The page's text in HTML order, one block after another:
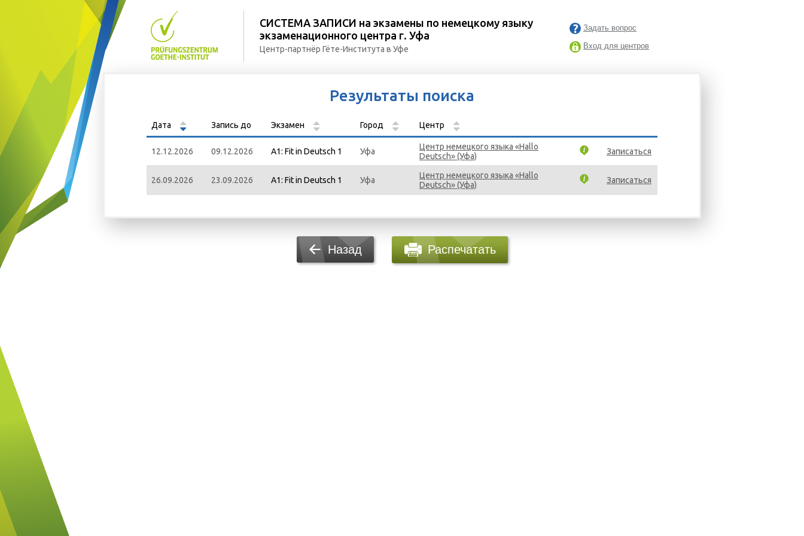
СИСТЕМА ЗАПИСИ на экзамены по немецкому языку
экзаменационного центра г. Уфа
Центр-партнёр Гёте-Института в Уфе
Задать вопрос
Вход для центров
Результаты поиска
Дата Запись до Экзамен Город Центр
12.12.2026 09.12.2026 A1: Fit in Deutsch 1 Уфа
Центр немецкого языка «Hallo
Deutsch» (Уфа)
Записаться
26.09.2026 23.09.2026 A1: Fit in Deutsch 1 Уфа
Центр немецкого языка «Hallo
Deutsch» (Уфа)
Записаться
Назад Распечатать